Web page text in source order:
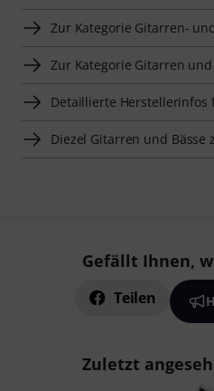
Zur Kategorie Gitarren-
Zur Kategorie Gitarren und
Detaillierte Herstellerinfos
Diezel Gitarren und Bässe
Gefällt Ihnen,
Teilen
Zuletzt